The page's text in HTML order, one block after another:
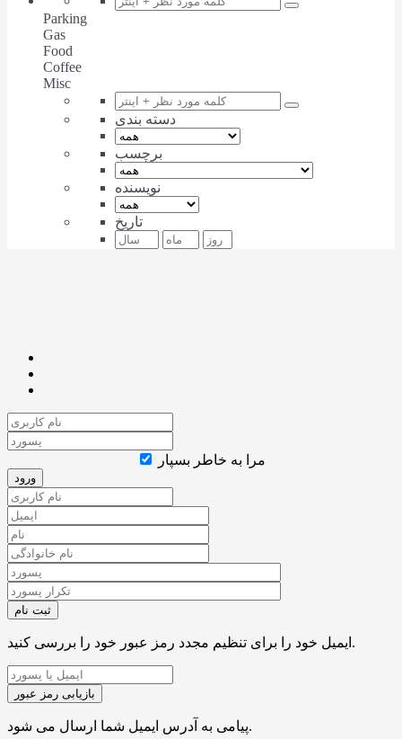
Parking
Gas
Food
Coffee
Misc
دسته بندی
برچسب
نویسنده
تاریخ
مرا به خاطر بسپار
ایمیل خود را برای تنظیم مجدد رمز عبور خود را بررسی کنید.
پیامی به آدرس ایمیل شما ارسال می شود.